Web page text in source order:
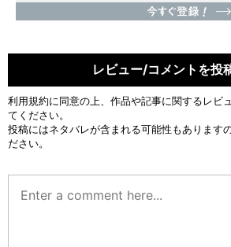
レビュー/コメントを投
利用規約に同意の上、作品や記事に関するレビ
てください。
投稿にはネタバレが含まれる可能性もあります
ださい。